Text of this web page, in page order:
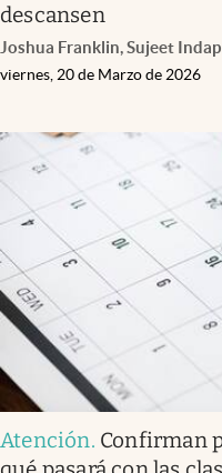
descansen
Joshua Franklin, Sujeet
viernes, 20 de Marzo de 2026
Atención. Confirman